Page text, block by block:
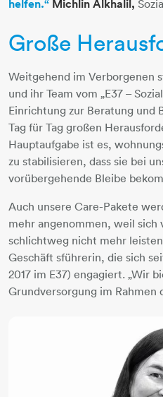
helfen.“ Michlin Alkhalil,
Große
Weitgehend im Verborgenen
und ihr Team vom „E37 –
Einrichtung zur Beratung und
Tag für Tag großen
Hauptaufgabe ist es,
zu stabilisieren, dass sie bei
vorübergehende Bleibe
Auch unsere Care-Pakete
mehr angenommen, weil sich
schlichtweg nicht mehr
Geschäft sführerin, die sich
2017 im E37) engagiert. „Wir
Grundversorgung im Rahmen